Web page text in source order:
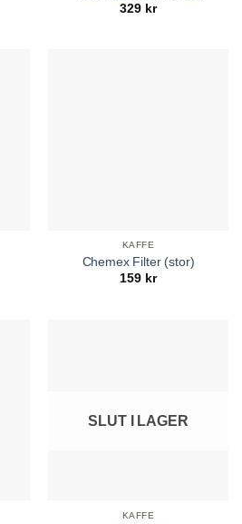
329 kr
KAFFE
Chemex Filter (stor)
159 kr
SLUT I LAGER
KAFFE